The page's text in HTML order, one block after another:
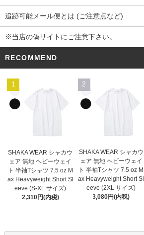
追跡可能メール便とは (ご注意点など)
※当店の偽サイトにご注意下さい。
RECOMMEND
1
SHAKA WEAR シャカウ
ェア 無地 ヘビーウェイ
ト 半袖Tシャツ 7.5 oz M
ax Heavyweight Short Sl
eeve (S-XL サイズ)
2,310円(内税)
2
SHAKA WEAR シャカウ
ェア 無地 ヘビーウェイ
ト 半袖Tシャツ 7.5 oz M
ax Heavyweight Short Sl
eeve (2XL サイズ)
3,080円(内税)